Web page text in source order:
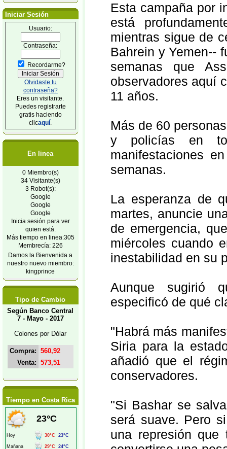
Iniciar Sesión
Usuario:
Contraseña:
Recordarme?
Olvidaste tu
contraseña?
Eres un visitante.
Puedes registrarte
gratis haciendo
clicaquí
En linea
0 Miembro(s)
34 Visitante(s)
3 Robot(s):
Google
Google
Google
Inicia sesión para ver
quien está.
Más tiempo en linea:305
Membrecía: 226
Damos la Bienvenida a
nuestro nuevo miembro:
kingprince
Tipo de Cambio
Según Banco Central
7 - Mayo - 2017
Colones por Dólar
Compra: 560,92
Venta: 573,51
Tiempo en Costa Rica
Esta campaña por
está
mientras sigue de
Bahrein y Yemen--
semanas que
observadores aquí
11 años.
Más de 60
y policías en
manifestaciones
semanas.
La esperanza de
martes, anuncie
de emergencia,
miércoles cuando
inestabilidad en su
Aunque sugirió
especificó de qué
"Habrá más
Siria para la
añadió que el
conservadores.
"Si Bashar se
será suave. Pero
una represión